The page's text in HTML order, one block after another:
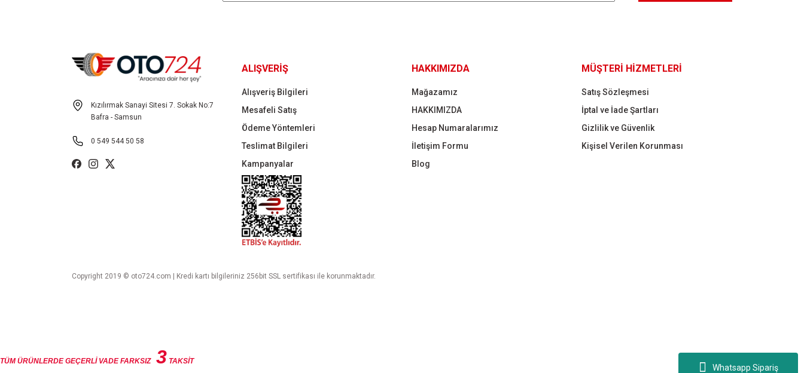
Whatsapp Sipariş
Kızılırmak Sanayi Sitesi 7. Sokak No:7
Bafra - Samsun
0 549 544 50 58
ALIŞVERİŞ
Alışveriş Bilgileri
Mesafeli Satış
Ödeme Yöntemleri
Teslimat Bilgileri
Kampanyalar
HAKKIMIZDA
Mağazamız
HAKKIMIZDA
Hesap Numaralarımız
İletişim Formu
Blog
MÜŞTERİ HİZMETLERİ
Satış Sözleşmesi
İptal ve İade Şartları
Gizlilik ve Güvenlik
Kişisel Verilen Korunması
Copyright 2019 © oto724.com | Kredi kartı bilgileriniz 256bit SSL sertifikası ile korunmaktadır.
TÜM ÜRÜNLERDE GEÇERLİ VADE FARKSIZ3 TAKSİT